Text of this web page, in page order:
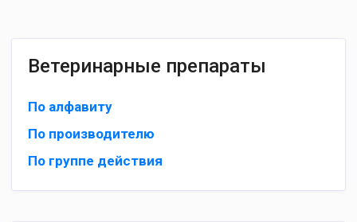
Ветеринарные препараты
По алфавиту
По производителю
По группе действия